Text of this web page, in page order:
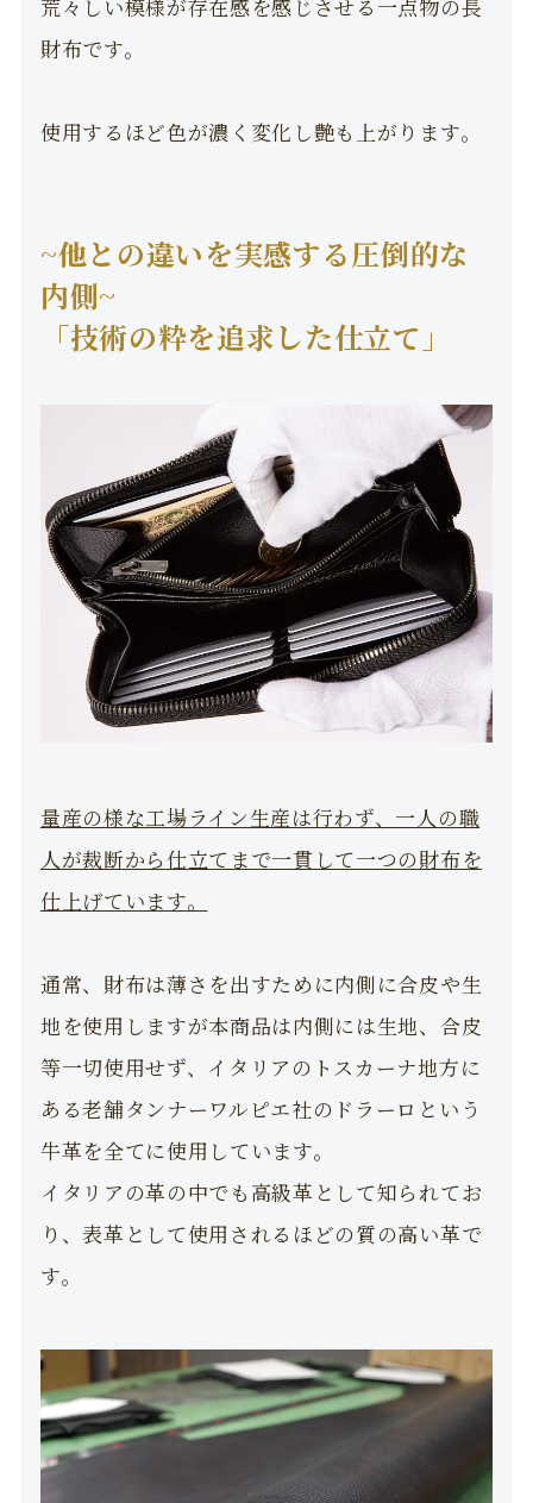
荒々しい模様が存在感を感じさせる一点物の長
財布です。
使用するほど色が濃く変化し艶も上がります。
~他との違いを実感する圧倒的な
内側~
「技術の粋を追求した仕立て」
量産の様な工場ライン生産は行わず、一人の職
人が裁断から仕立てまで一貫して一つの財布を
仕上げています。
通常、財布は薄さを出すために内側に合皮や生
地を使用しますが本商品は内側には生地、合皮
等一切使用せず、イタリアのトスカーナ地方に
ある老舗タンナーワルピエ社のドラーロという
牛革を全てに使用しています。
イタリアの革の中でも高級革として知られてお
り、表革として使用されるほどの質の高い革で
す。